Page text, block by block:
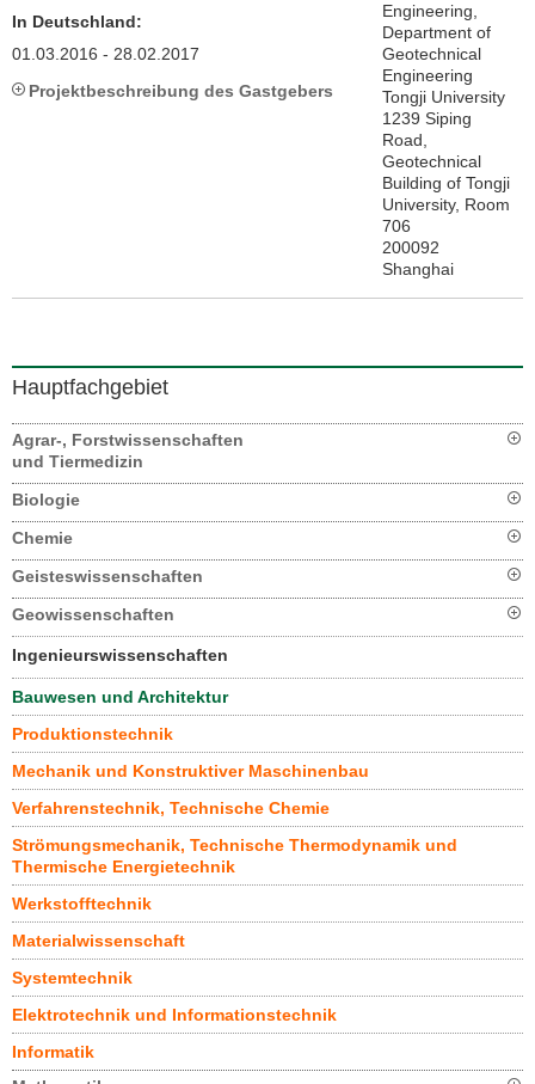
In Deutschland:
01.03.2016 - 28.02.2017
Projektbeschreibung des Gastgebers
Engineering,
Department of
Geotechnical
Engineering
Tongji University
1239 Siping
Road,
Geotechnical
Building of Tongji
University, Room
706
200092
Shanghai
Hauptfachgebiet
Agrar-, Forstwissenschaften
und Tiermedizin
Biologie
Chemie
Geisteswissenschaften
Geowissenschaften
Ingenieurswissenschaften
Bauwesen und Architektur
Produktionstechnik
Mechanik und Konstruktiver Maschinenbau
Verfahrenstechnik, Technische Chemie
Strömungsmechanik, Technische Thermodynamik und
Thermische Energietechnik
Werkstofftechnik
Materialwissenschaft
Systemtechnik
Elektrotechnik und Informationstechnik
Informatik